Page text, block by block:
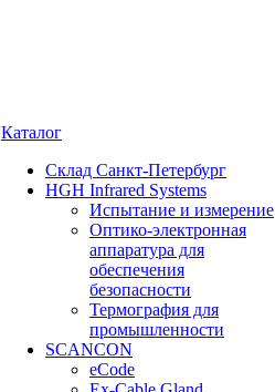
Каталог
Cклад Санкт-Петербург
HGH Infrared Systems
Испытание и измерение
Оптико-электронная
аппаратура для
обеспечения
безопасности
Термография для
промышленности
SCANCON
eCode